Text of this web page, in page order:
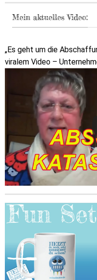
Mein aktuelles Video:
„Es geht um die
viralem Video –